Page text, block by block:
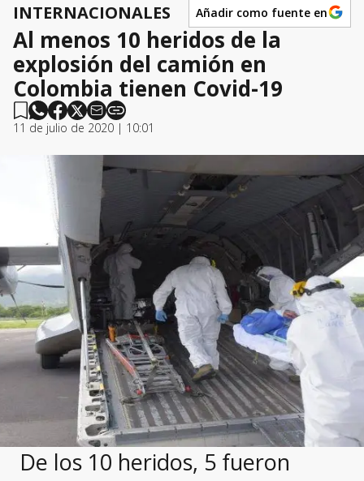
INTERNACIONALES Añadir como fuente en
Al menos 10 heridos de la
explosión del camión en
Colombia tienen Covid-19
11 de julio de 2020 | 10:01
De los 10 heridos, 5 fueron